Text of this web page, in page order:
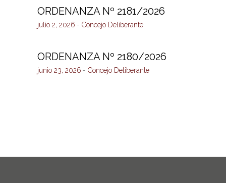
ORDENANZA Nº 2181/2026
julio 2, 2026 Concejo Deliberante
ORDENANZA Nº 2180/2026
junio 23, 2026 Concejo Deliberante